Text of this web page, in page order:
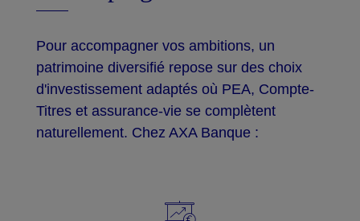
Pour accompagner vos ambitions, un
patrimoine diversifié repose sur des choix
d'investissement adaptés où PEA, Compte-
Titres et assurance-vie se complètent
naturellement. Chez AXA Banque :